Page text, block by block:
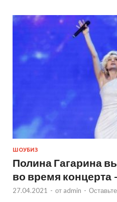
ШОУБИЗ
Полина Гагарина
во время концерта
27.04.2021 - от admin -